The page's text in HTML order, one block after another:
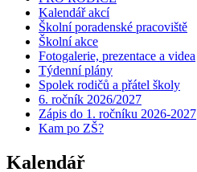
Kalendář akcí
Školní poradenské pracoviště
Školní akce
Fotogalerie, prezentace a videa
Týdenní plány
Spolek rodičů a přátel školy
6. ročník 2026/2027
Zápis do 1. ročníku 2026-2027
Kam po ZŠ?
Kalendář